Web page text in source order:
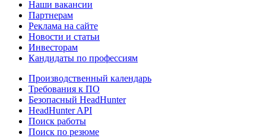
Наши вакансии
Партнерам
Реклама на сайте
Новости и статьи
Инвесторам
Кандидаты по профессиям
Производственный календарь
Требования к ПО
Безопасный HeadHunter
HeadHunter API
Поиск работы
Поиск по резюме